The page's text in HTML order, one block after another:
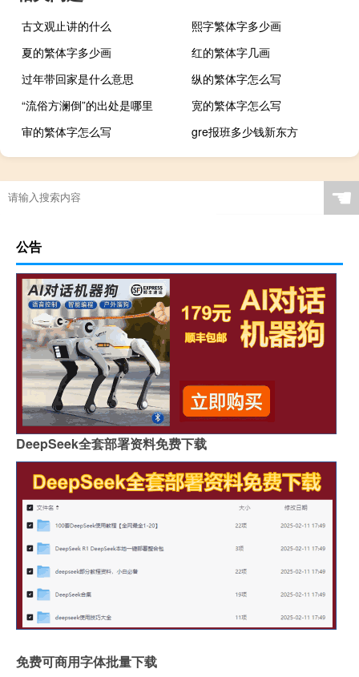
古文观止讲的什么
熙字繁体字多少画
夏的繁体字多少画
红的繁体字几画
过年带回家是什么意思
纵的繁体字怎么写
“流俗方澜倒”的出处是哪里
宽的繁体字怎么写
审的繁体字怎么写
gre报班多少钱新东方
☚
公告
DeepSeek全套部署资料免费下载
免费可商用字体批量下载